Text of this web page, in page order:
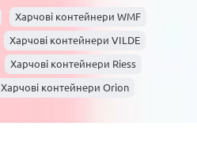
Харчові контейнери WMF
Харчові контейнери VILDE
Харчові контейнери Riess
Харчові контейнери Orion